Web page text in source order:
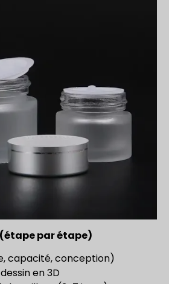
(étape par étape)
capacité, conception)
en 3D